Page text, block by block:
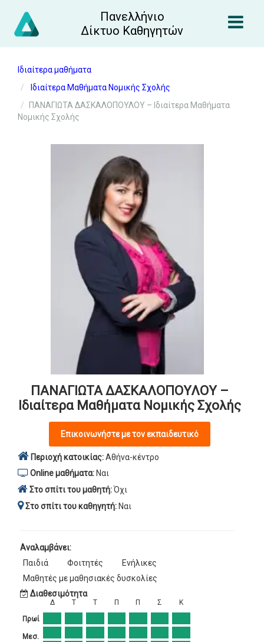
Πανελλήνιο
Δίκτυο Καθηγητών
Ιδιαίτερα μαθήματα
Ιδιαίτερα Μαθήματα Νομικής Σχολής
ΠΑΝΑΓΙΩΤΑ ΔΑΣΚΑΛΟΠΟΥΛΟΥ – Ιδιαίτερα Μαθήματα
Νομικής Σχολής
ΠΑΝΑΓΙΩΤΑ ΔΑΣΚΑΛΟΠΟΥΛΟΥ –
Ιδιαίτερα Μαθήματα Νομικής Σχολής
Επικοινωνήστε με τον εκπαιδευτικό
Περιοχή κατοικίας:Αθήνα-κέντρο
Online μαθήματα: Ναι
Στο σπίτι του μαθητή:Όχι
Στο σπίτι του καθηγητή: Ναι
Αναλαμβάνει:
Παιδιά
Φοιτητές
Ενήλικες
Μαθητές με μαθησιακές δυσκολίες
Διαθεσιμότητα
Πρωί
Μεσ.
Δ Τ Τ Π Π Σ Κ